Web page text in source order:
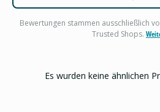
Bewertungen stammen ausschließlich
Trusted Shops.
Es wurden keine ähnlichen